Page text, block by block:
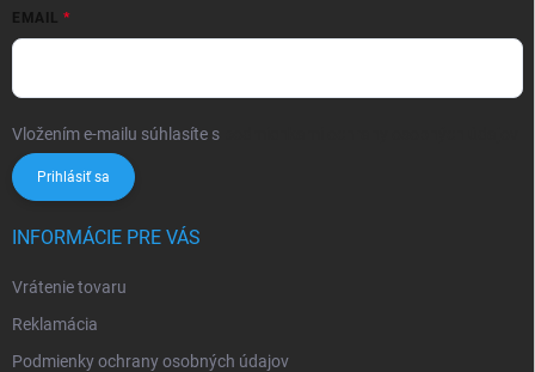
EMAIL
Vložením e-mailu súhlasíte s
Prihlásiť sa
INFORMÁCIE PRE VÁS
Vrátenie tovaru
Reklamácia
Podmienky ochrany osobných údajov